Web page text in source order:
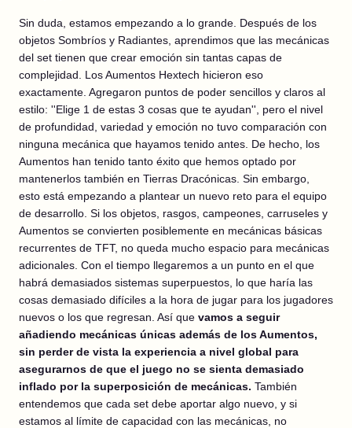
Sin duda, estamos empezando a lo grande. Después de los
objetos Sombríos y Radiantes, aprendimos que las mecánicas
del set tienen que crear emoción sin tantas capas de
complejidad. Los Aumentos Hextech hicieron eso
exactamente. Agregaron puntos de poder sencillos y claros al
estilo: ''Elige 1 de estas 3 cosas que te ayudan'', pero el nivel
de profundidad, variedad y emoción no tuvo comparación con
ninguna mecánica que hayamos tenido antes. De hecho, los
Aumentos han tenido tanto éxito que hemos optado por
mantenerlos también en Tierras Dracónicas. Sin embargo,
esto está empezando a plantear un nuevo reto para el equipo
de desarrollo. Si los objetos, rasgos, campeones, carruseles y
Aumentos se convierten posiblemente en mecánicas básicas
recurrentes de TFT, no queda mucho espacio para mecánicas
adicionales. Con el tiempo llegaremos a un punto en el que
habrá demasiados sistemas superpuestos, lo que haría las
cosas demasiado difíciles a la hora de jugar para los jugadores
nuevos o los que regresan. Así que vamos a seguir
añadiendo mecánicas únicas además de los Aumentos,
sin perder de vista la experiencia a nivel global para
asegurarnos de que el juego no se sienta demasiado
inflado por la superposición de mecánicas. También
entendemos que cada set debe aportar algo nuevo, y si
estamos al límite de capacidad con las mecánicas, no